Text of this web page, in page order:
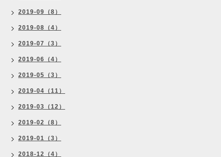
2019-09（8）
2019-08（4）
2019-07（3）
2019-06（4）
2019-05（3）
2019-04（11）
2019-03（12）
2019-02（8）
2019-01（3）
2018-12（4）